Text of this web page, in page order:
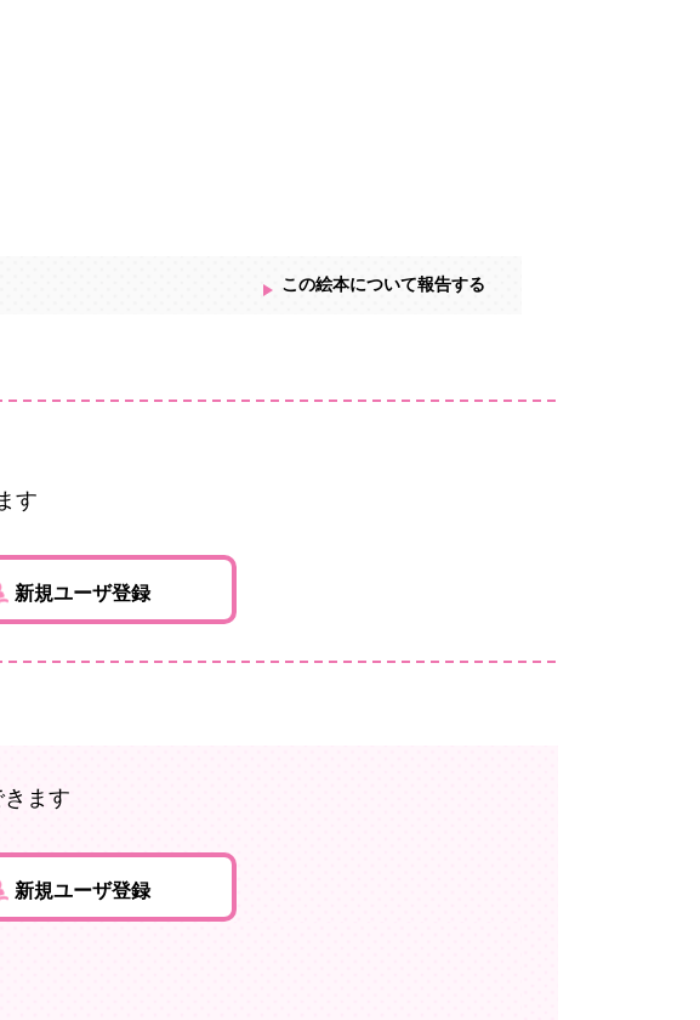
この絵本について報告する
す
新規ユーザ登録
ます
新規ユーザ登録